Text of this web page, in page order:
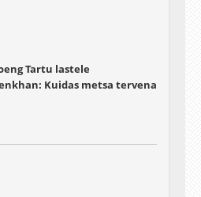
Tartu lastele
Kuidas metsa tervena